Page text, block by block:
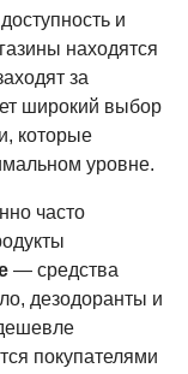
и
находятся
за
широкий выбор
которые
уровне.
часто
— средства
дезодоранты и
покупателями